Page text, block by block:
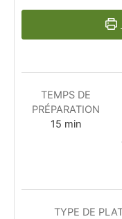
TEMPS DE
PRÉPARATION
15 min
TYPE DE